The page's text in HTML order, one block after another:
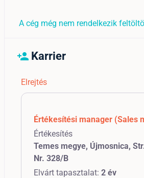
A cég még nem rendelkezik
person_add Karrier
Elrejtés
Értékesítési manager (Sales
Értékesítés
Temes megye, Újmosnica,
Nr. 328/B
Elvárt tapasztalat: 2 év